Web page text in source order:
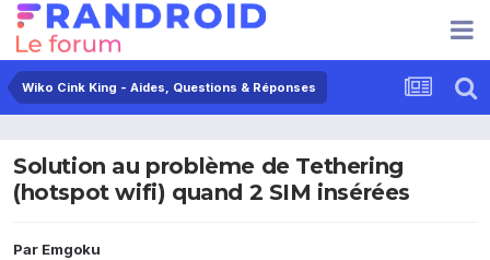
Wiko Cink King - Aides, Questions & Réponses
Solution au problème de Tethering
(hotspot wifi) quand 2 SIM insérées
Par Emgoku